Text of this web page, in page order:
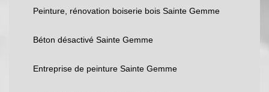
Peinture, rénovation boiserie bois Sainte Gemme
Béton désactivé Sainte Gemme
Entreprise de peinture Sainte Gemme